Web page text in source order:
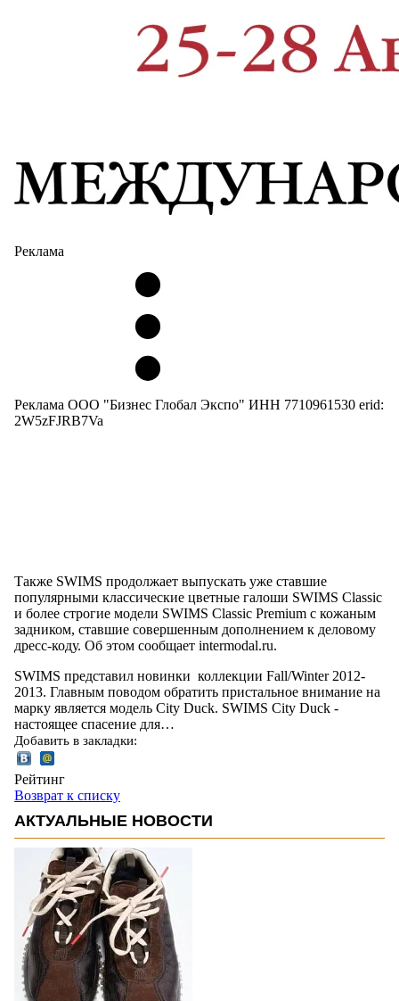
Реклама
Реклама ООО "Бизнес Глобал Экспо" ИНН 7710961530 erid:
2W5zFJRB7Va
Также SWIMS продолжает выпускать уже ставшие
популярными классические цветные галоши SWIMS Classic
и более строгие модели SWIMS Classic Premium с кожаным
задником, ставшие совершенным дополнением к деловому
дресс-коду. Об этом сообщает intermodal.ru.
SWIMS представил новинки коллекции Fall/Winter 2012-
2013. Главным поводом обратить пристальное внимание на
марку является модель City Duck. SWIMS City Duck -
настоящее спасение для…
Добавить в закладки:
Рейтинг
Возврат к списку
АКТУАЛЬНЫЕ НОВОСТИ